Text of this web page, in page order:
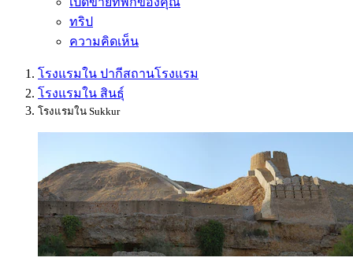
ทริป
ความคิดเห็น
โรงแรมใน ปากีสถานโรงแรม
โรงแรมใน สินธุ์
โรงแรมใน Sukkur